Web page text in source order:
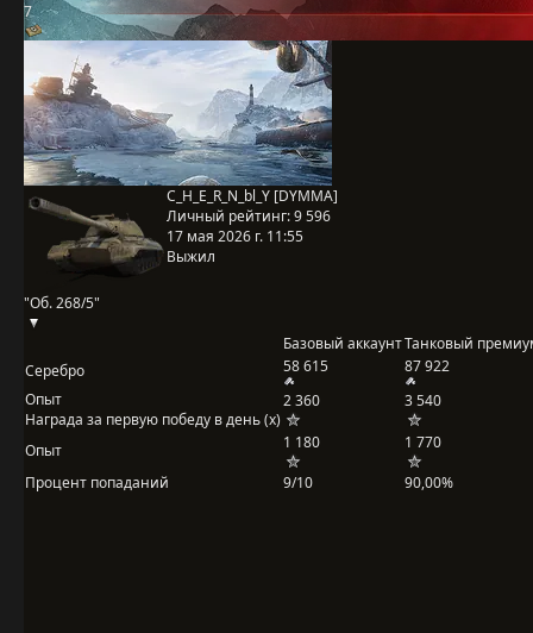
7
"Об. 268/5"
C_H_E_R_N_bl_Y [DYMMA]
Личный рейтинг:9 596
17 мая 2026 г. 11:55
Выжил
Базовый аккаунтТанковый
Серебро
58 615
87 922
Опыт
Награда за первую победу в день (x)
2 360 3 540
Опыт 1 180
1 770
Процент попаданий
9/10 90,00%